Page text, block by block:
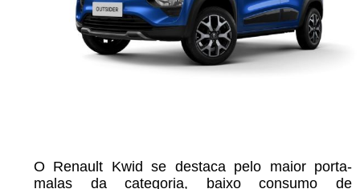
O Renault Kwid se destaca pelo maior porta-
malas da categoria, baixo consumo de